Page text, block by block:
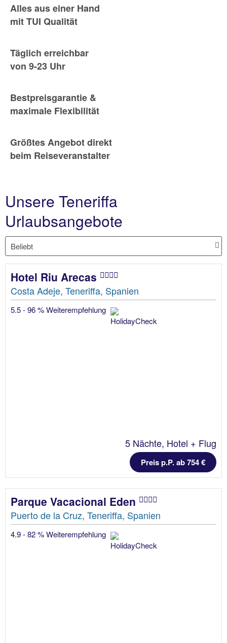
Alles aus einer Hand
mit TUI Qualität
Täglich erreichbar
von 9-23 Uhr
Bestpreisgarantie &
maximale Flexibilität
Größtes Angebot direkt
beim Reiseveranstalter
Unsere Teneriffa
Urlaubsangebote
Hotel Riu Arecas
Costa Adeje, Teneriffa, Spanien
5.5 - 96 % Weiterempfehlung
5 Nächte, Hotel + Flug
Preis p.P. ab 754 €
Parque Vacacional Eden
Puerto de la Cruz, Teneriffa, Spanien
4.9 - 82 % Weiterempfehlung